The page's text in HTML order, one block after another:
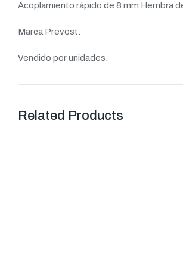
Acoplamiento rápido de 8 mm Hembra
Marca Prevost.
Vendido por unidades.
Related Products